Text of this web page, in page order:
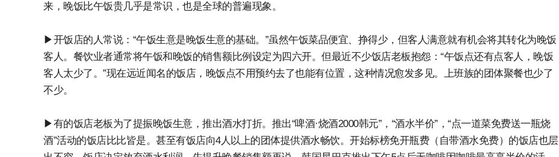
来，晚饭比午饭贵几乎是常识，也是全球的普遍现象。
▶开饭店的人常说：“午饭生意是晚饭生意的基础。”虽然午饭菜品便宜、挣得少，但客人满意就有机会将其转化为晚饭
客人。餐饮业者通常将午饭和晚饭的销售额比例设定为四六开。但最近不少饭店老板抱怨：“午饭点还有点客人，晚饭
客人太少了。”现在远近闻名的饭店，晚饭点不用预约去了也能有位置，这种情况愈发多见。上班族的团体聚餐也少了
不少。
▶有的饭店老板为了提振晚饭生意，推出酒水打折。推出“啤酒·烧酒2000韩元”，“酒水半价”，“点一道菜免费送一瓶烧
酒”活动的饭店比比皆是。甚至有饭店向4人以上的团体提供酒水畅饮。开始标榜免开瓶费（自带酒水免费）的饭店也层